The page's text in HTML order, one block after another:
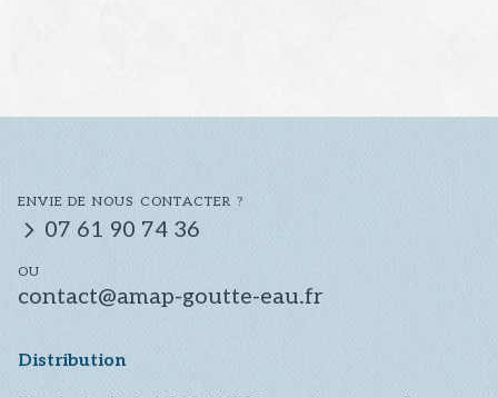
ENVIE DE NOUS CONTACTER ?
07 61 90 74 36
OU
contact@amap-goutte-eau.fr
Distribution